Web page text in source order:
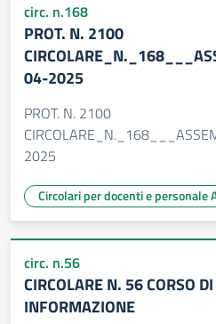
circ. n.168
PROT. N. 2100
04-2025
PROT. N. 2100
2025
Circolari per docenti e personale
circ. n.56
CIRCOLARE N. 56 CORSO
INFORMAZIONE